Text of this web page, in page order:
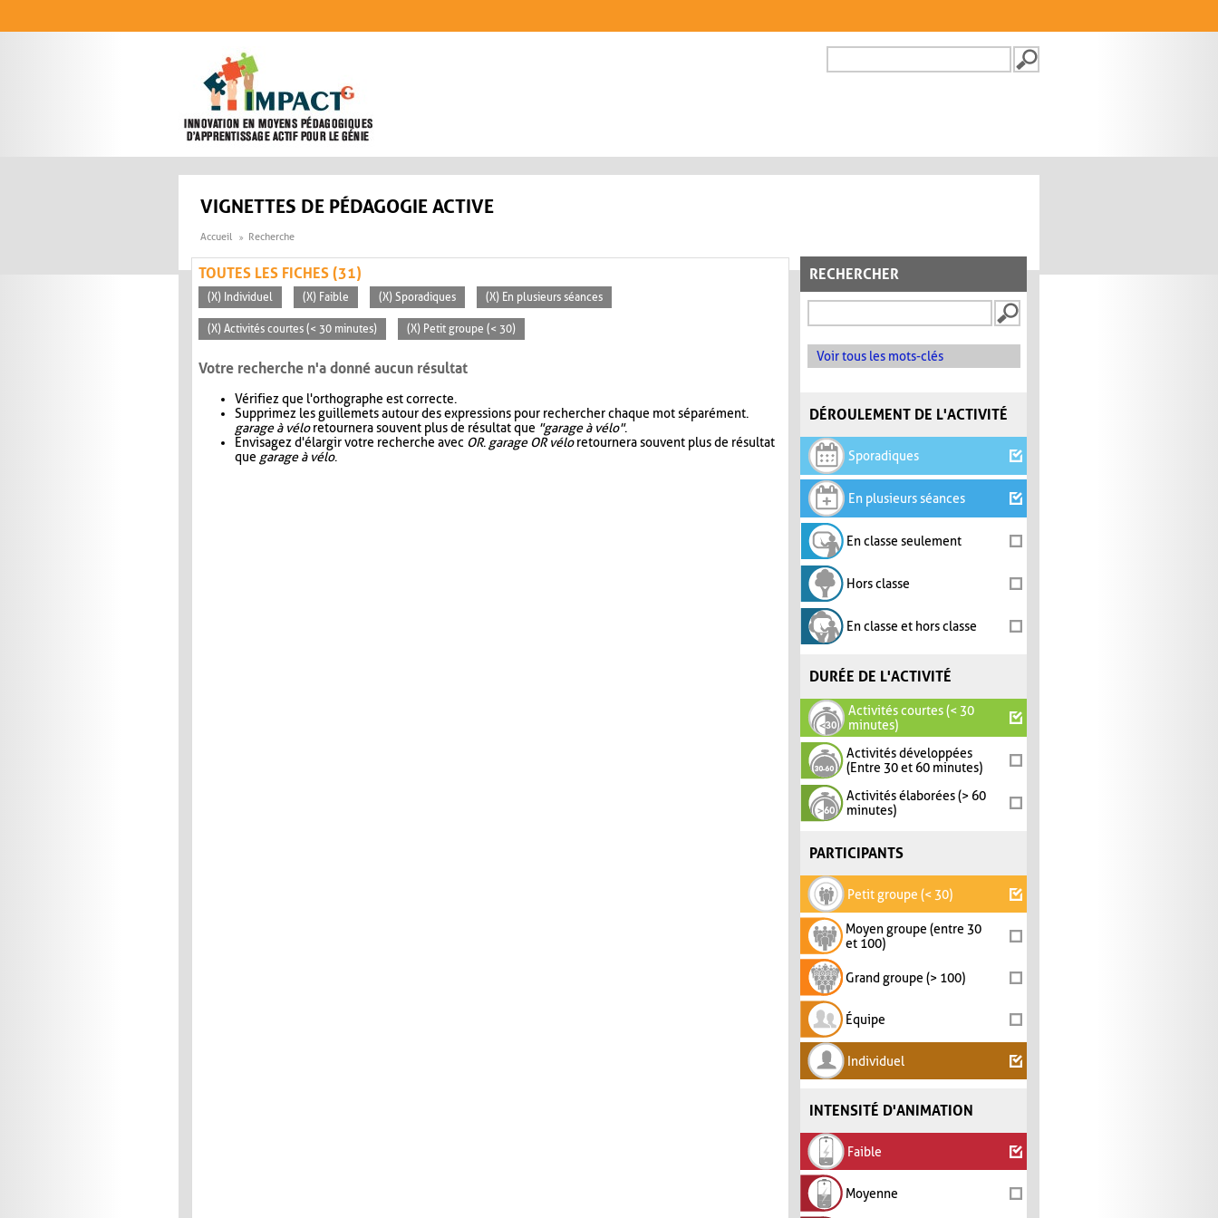
FORMULAIRE DE
VIGNETTES DE PÉDAGOGIE ACTIVE
Accueil Recherche
RECHERCHER
Voir tous les mots-clés
DÉROULEMENT DE L'ACTIVITÉ
Sporadiques
En plusieurs séances
En classe seulement
Hors classe
En classe et hors classe
DURÉE DE L'ACTIVITÉ
Activités courtes (< 30
minutes)
Activités développées
(Entre 30 et 60 minutes)
Activités élaborées (> 60
minutes)
PARTICIPANTS
Petit groupe (< 30)
Moyen groupe (entre 30
et 100)
Grand groupe (> 100)
Équipe
Individuel
INTENSITÉ D'ANIMATION
Faible
Moyenne
TOUTES LES FICHES (31)
(X) Individuel (X) Faible (X) Sporadiques (X) En plusieurs séances
(X) Activités courtes (< 30 minutes) (X) Petit groupe (< 30)
Votre recherche n'a donné aucun résultat
Vérifiez que l'orthographe est correcte.
Supprimez les guillemets autour des expressions pour rechercher chaque mot séparément.
garage à véloretournera souvent plus de résultat que "garage à vélo".
Envisagez d'élargir votre recherche avec OR. garage OR véloretournera souvent plus de résultat
que garage à vélo.